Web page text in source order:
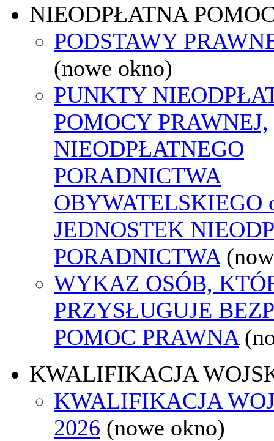
NIEODPŁATNA
PODSTAWY
(nowe okno)
PUNKTY
POMOCY PRAWNEJ,
NIEODPŁATNEGO
PORADNICTWA
OBYWATELSKIEGO
JEDNOSTEK
PORADNICTWA
WYKAZ OSÓB,
PRZYSŁUGUJE
POMOC PRAWNA
KWALIFIKACJA
KWALIFIKACJA
2026 (nowe okno)